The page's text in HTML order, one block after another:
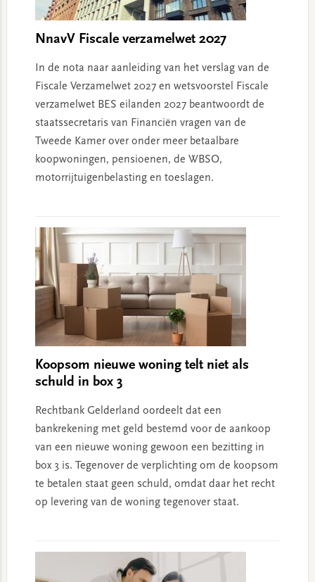
NnavV Fiscale verzamelwet 2027
In de nota naar aanleiding van het verslag van de
Fiscale Verzamelwet 2027 en wetsvoorstel Fiscale
verzamelwet BES eilanden 2027 beantwoordt de
staatssecretaris van Financiën vragen van de
Tweede Kamer over onder meer betaalbare
koopwoningen, pensioenen, de WBSO,
motorrijtuigenbelasting en toeslagen.
Koopsom nieuwe woning telt niet als
schuld in box 3
Rechtbank Gelderland oordeelt dat een
bankrekening met geld bestemd voor de aankoop
van een nieuwe woning gewoon een bezitting in
box 3 is. Tegenover de verplichting om de koopsom
te betalen staat geen schuld, omdat daar het recht
op levering van de woning tegenover staat.